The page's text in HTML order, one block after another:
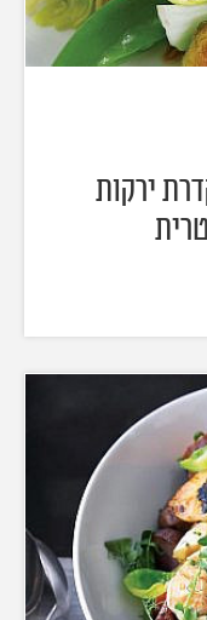
ירקות